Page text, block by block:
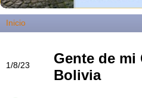
1/8/23
Gente de
Bolivia